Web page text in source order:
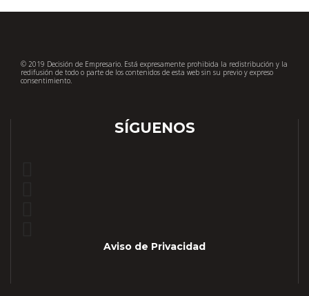
© 2019 Decisión de Empresario. Está expresamente prohibida la redistribución y la
redifusión de todo o parte de los contenidos de esta web sin su previo y expreso
consentimiento.
SÍGUENOS
Aviso de Privacidad